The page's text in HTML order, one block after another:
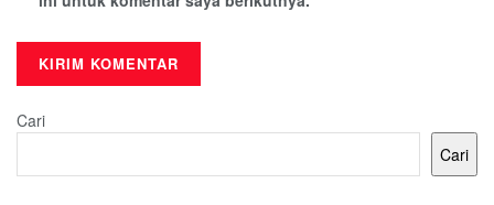
Cari
Cari